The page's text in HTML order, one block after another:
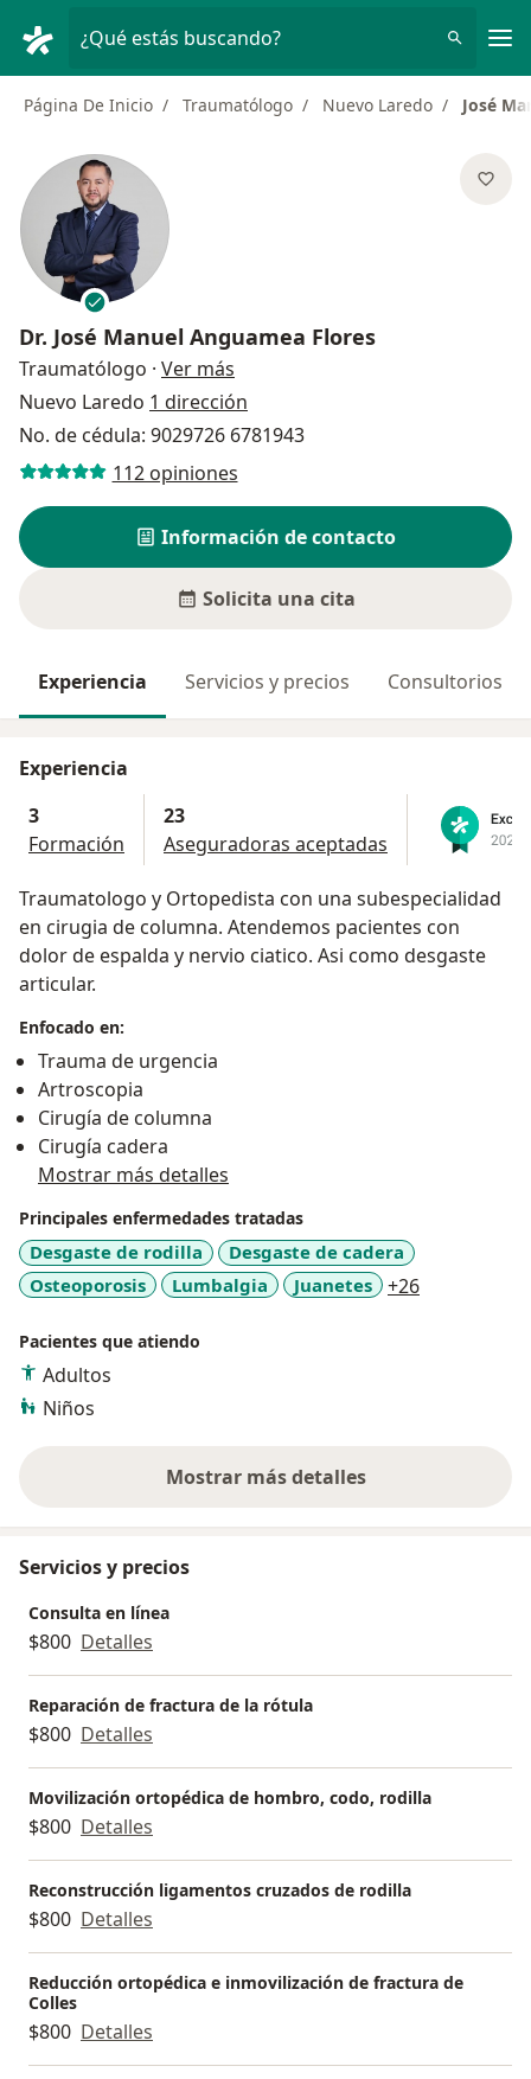
¿Qué estás buscando?
Página De Inicio Traumatólogo Nuevo Laredo José
Dr. José Manuel Anguamea Flores
Traumatólogo · Ver más
Nuevo Laredo 1 dirección
No. de cédula: 9029726 6781943
112 opiniones
Información de contacto
Solicita una cita
Experiencia Servicios y precios Consultorios
Experiencia
3
Formación
23
Aseguradoras aceptadas
Traumatologo y Ortopedista con una subespecialidad
en cirugia de columna. Atendemos pacientes con
dolor de espalda y nervio ciatico. Asi como desgaste
articular.
Enfocado en:
Trauma de urgencia
Artroscopia
Cirugía de columna
Cirugía cadera
Mostrar más detalles
Principales enfermedades tratadas
Desgaste de rodilla
Desgaste de cadera
Osteoporosis
Lumbalgia Juanetes +26
Pacientes que atiendo
Adultos
Niños
Mostrar más detalles
sobre la experiencia
Servicios y precios
Consulta en línea
$800 Detalles
Reparación de fractura de la rótula
$800 Detalles
Movilización ortopédica de hombro, codo, rodilla
$800 Detalles
Reconstrucción ligamentos cruzados de rodilla
$800 Detalles
Reducción ortopédica e inmovilización de fractura de
Colles
$800 Detalles